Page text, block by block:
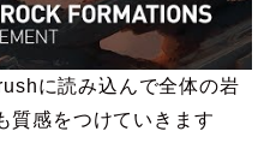
に読み込んで全体の岩
質感をつけていきます